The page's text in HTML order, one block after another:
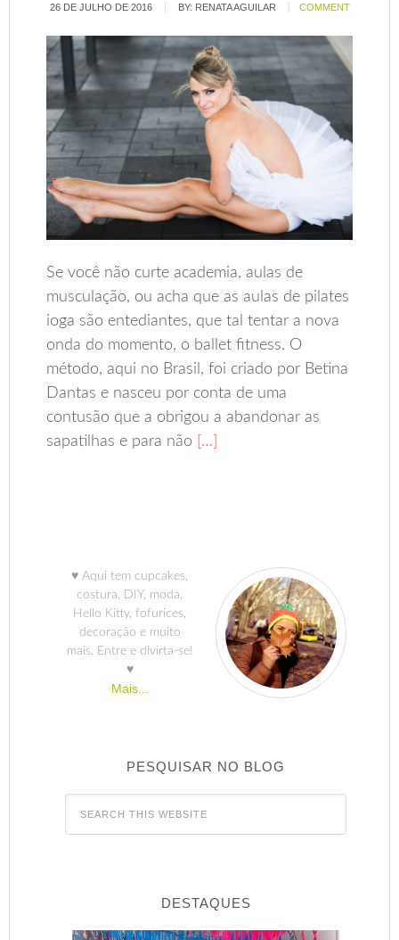
26 DE JULHO DE 2016 BY: RENATA AGUILAR COMMENT
Se você não curte academia, aulas de
musculação, ou acha que as aulas de pilates
ioga são entediantes, que tal tentar a nova
onda do momento, o ballet fitness. O
método, aqui no Brasil, foi criado por Betina
Dantas e nasceu por conta de uma
contusão que a obrigou a abandonar as
sapatilhas e para não […]
♥ Aqui tem cupcakes,
costura, DIY, moda,
Hello Kitty, fofurices,
decoração e muito
mais. Entre e divirta-se!
♥
Mais...
PESQUISAR NO BLOG
DESTAQUES